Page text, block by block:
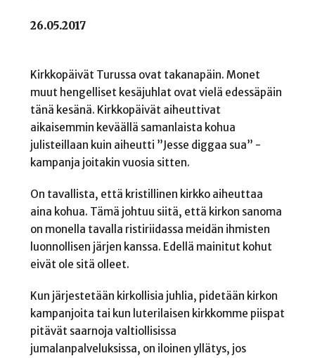
26.05.2017
Kirkkopäivät Turussa ovat takanapäin. Monet
muut hengelliset kesäjuhlat ovat vielä edessäpäin
tänä kesänä. Kirkkopäivät aiheuttivat
aikaisemmin keväällä samanlaista kohua
julisteillaan kuin aiheutti ”Jesse diggaa sua” -
kampanja joitakin vuosia sitten.
On tavallista, että kristillinen kirkko aiheuttaa
aina kohua. Tämä johtuu siitä, että kirkon sanoma
on monella tavalla ristiriidassa meidän ihmisten
luonnollisen järjen kanssa. Edellä mainitut kohut
eivät ole sitä olleet.
Kun järjestetään kirkollisia juhlia, pidetään kirkon
kampanjoita tai kun luterilaisen kirkkomme piispat
pitävät saarnoja valtiollisissa
jumalanpalveluksissa, on iloinen yllätys, jos